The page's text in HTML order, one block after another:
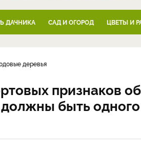
ДАЧНИКА САД И ОГОРОД ЦВЕТЫ И
деревья
признаков
быть одного